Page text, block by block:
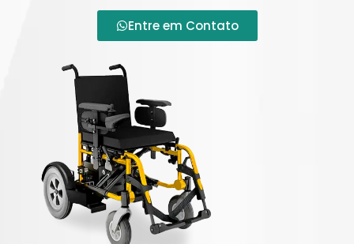
Entre em Contato